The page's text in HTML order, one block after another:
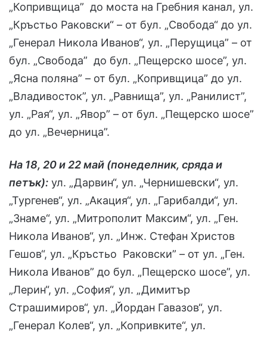
„Копривщица” до моста на Гребния канал, ул.
„Кръстьо Раковски“ – от бул. „Свобода“ до ул.
„Генерал Никола Иванов“, ул. „Перущица” – от
бул. „Свобода” до бул. „Пещерско шосе”, ул.
„Ясна поляна” – от бул. „Копривщица” до ул.
„Владивосток”, ул. „Равнища”, ул. „Ранилист”,
ул. „Рая“, ул. „Явор” – от бул. „Пещерско шосе”
до ул. „Вечерница”.
На 18, 20 и 22 май (понеделник, сряда и
петък): ул. „Дарвин“, ул. „Чернишевски“, ул.
„Тургенев“, ул. „Акация“, ул. „Гарибалди“, ул.
„Знаме“, ул. „Митрополит Максим“, ул. „Ген.
Никола Иванов“, ул. „Инж. Стефан Христов
Гешов“, ул. „Кръстьо Раковски” – от ул. „Ген.
Никола Иванов” до бул. „Пещерско шосе”, ул.
„Лерин“, ул. „София“, ул. „Димитър
Страшимиров“, ул. „Йордан Гавазов“, ул.
„Генерал Колев“, ул. „Копривките“, ул.